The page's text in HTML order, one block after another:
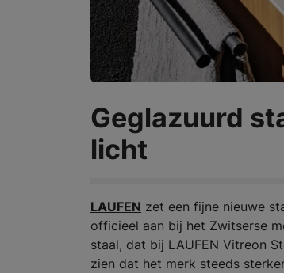
Geglazuurd
licht
LAUFEN zet een fijne nieuwe
officieel aan bij het Zwitserse
staal, dat bij LAUFEN Vitreon
zien dat het merk steeds